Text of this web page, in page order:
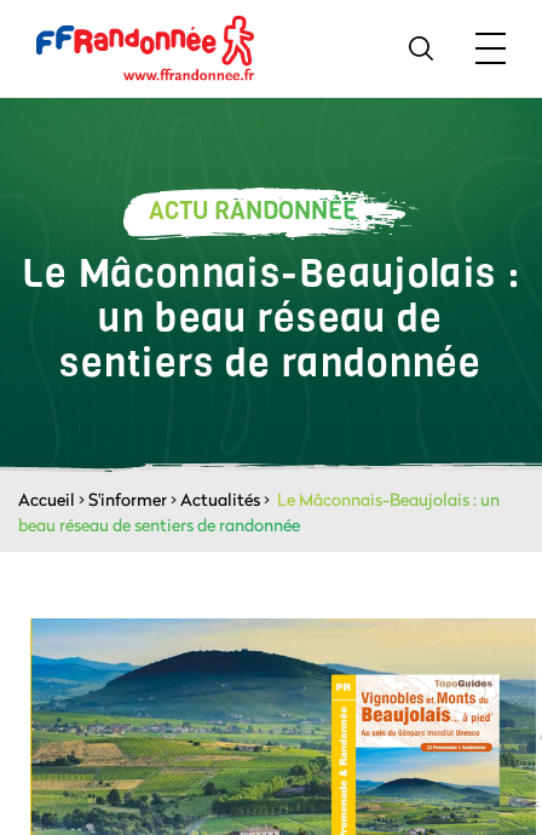
ACTU RANDONNÉE
Le Mâconnais-Beaujolais :
un beau réseau de
sentiers de randonnée
Accueil >S'informer>Actualités> Le Mâconnais-Beaujolais : un
beau réseau de sentiers de randonnée